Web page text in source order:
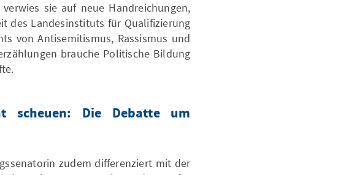
sie auf neue Handreichungen,
des Landesinstituts für Qualifizierung
von Antisemitismus, Rassismus und
brauche Politische Bildung
scheuen: Die Debatte um
zudem differenziert mit der